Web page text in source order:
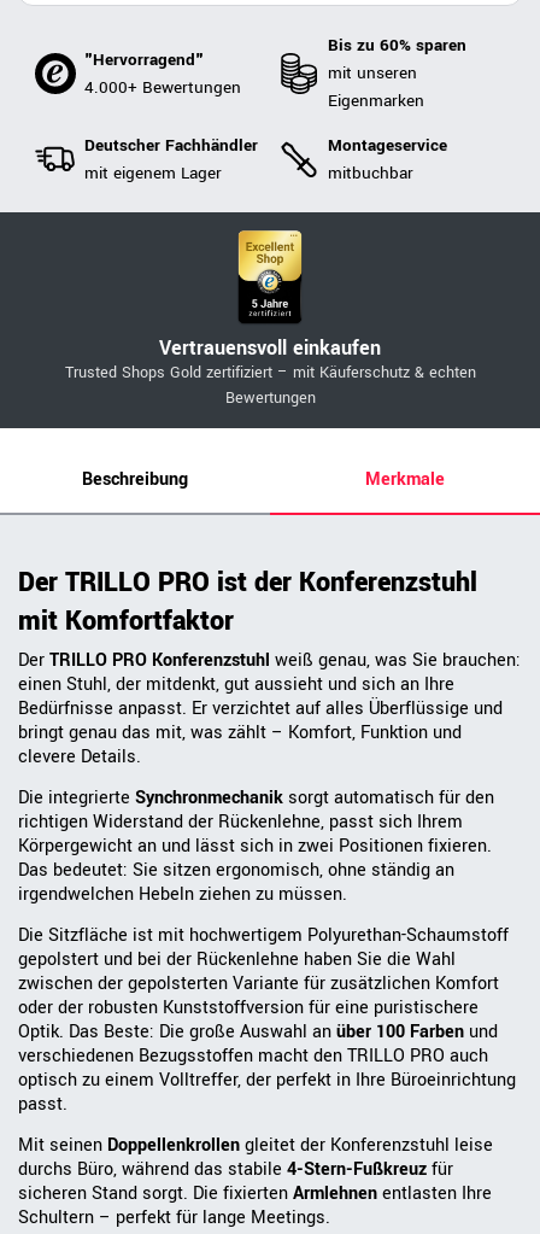
"Hervorragend"
4.000+ Bewertungen
Bis zu 60% sparen
mit unseren
Eigenmarken
Deutscher Fachhändler
mit eigenem Lager
Montageservice
mitbuchbar
Vertrauensvoll einkaufen
Trusted Shops Gold zertifiziert – mit Käuferschutz & echten
Bewertungen
Beschreibung Merkmale
Der TRILLO PRO ist der Konferenzstuhl
mit Komfortfaktor
DerTRILLO PRO Konferenzstuhl weiß genau, was Sie brauchen:
einen Stuhl, der mitdenkt, gut aussieht und sich an Ihre
Bedürfnisse anpasst. Er verzichtet auf alles Überflüssige und
bringt genau das mit, was zählt – Komfort, Funktion und
clevere Details.
Die integrierte Synchronmechanik sorgt automatisch für den
richtigen Widerstand der Rückenlehne, passt sich Ihrem
Körpergewicht an und lässt sich in zwei Positionen fixieren.
Das bedeutet: Sie sitzen ergonomisch, ohne ständig an
irgendwelchen Hebeln ziehen zu müssen.
Die Sitzfläche ist mit hochwertigem Polyurethan-Schaumstoff
gepolstert und bei der Rückenlehne haben Sie die Wahl
zwischen der gepolsterten Variante für zusätzlichen Komfort
oder der robusten Kunststoffversion für eine puristischere
Optik. Das Beste: Die große Auswahl anüber 100 Farben und
verschiedenen Bezugsstoffen macht den TRILLO PRO auch
optisch zu einem Volltreffer, der perfekt in Ihre Büroeinrichtung
passt.
Mit seinen Doppellenkrollengleitet der Konferenzstuhl leise
durchs Büro, während das stabile 4-Stern-Fußkreuzfür
sicheren Stand sorgt. Die fixiertenArmlehnenentlasten Ihre
Schultern – perfekt für lange Meetings.